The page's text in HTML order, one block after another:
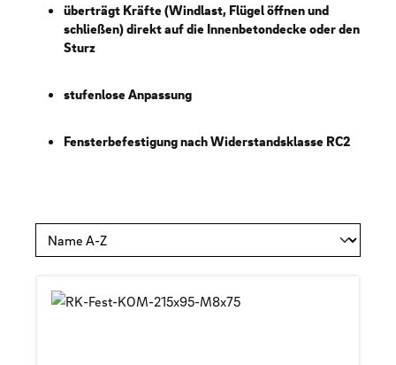
überträgt Kräfte (Windlast, Flügel öffnen und
schließen) direkt auf die Innenbetondecke oder den
Sturz
stufenlose Anpassung
Fensterbefestigung nach Widerstandsklasse RC2